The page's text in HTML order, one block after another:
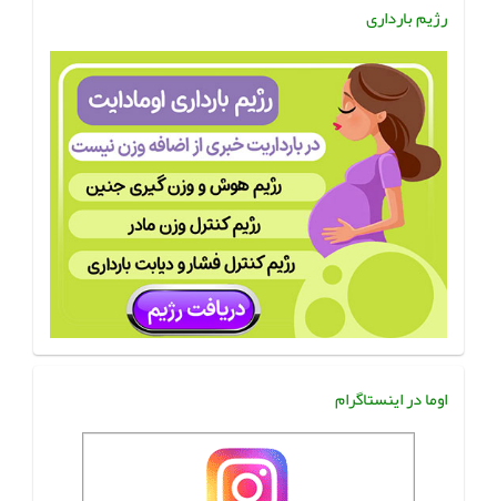
رژیم بارداری
اوما در اینستاگرام